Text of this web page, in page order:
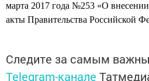
марта 2017 года №253 «О
акты Правительства Российской
Следите за самым
Telegram-канале